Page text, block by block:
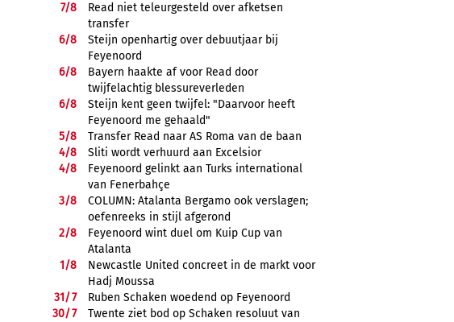
7/8
Read niet teleurgesteld over afketsen
transfer
6/8
Steijn openhartig over debuutjaar bij
Feyenoord
6/8
Bayern haakte af voor Read door
twijfelachtig blessureverleden
6/8
Steijn kent geen twijfel: "Daarvoor heeft
Feyenoord me gehaald"
5/8
Transfer Read naar AS Roma van de baan
4/8
Sliti wordt verhuurd aan Excelsior
4/8
Feyenoord gelinkt aan Turks international
van Fenerbahçe
3/8
COLUMN: Atalanta Bergamo ook verslagen;
oefenreeks in stijl afgerond
2/8
Feyenoord wint duel om Kuip Cup van
Atalanta
1/8
Newcastle United concreet in de markt voor
Hadj Moussa
31/7
Ruben Schaken woedend op Feyenoord
30/7
Twente ziet bod op Schaken resoluut van